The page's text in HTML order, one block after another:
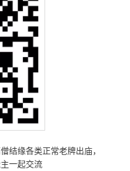
结缘各类正常老牌出庙，
一起交流